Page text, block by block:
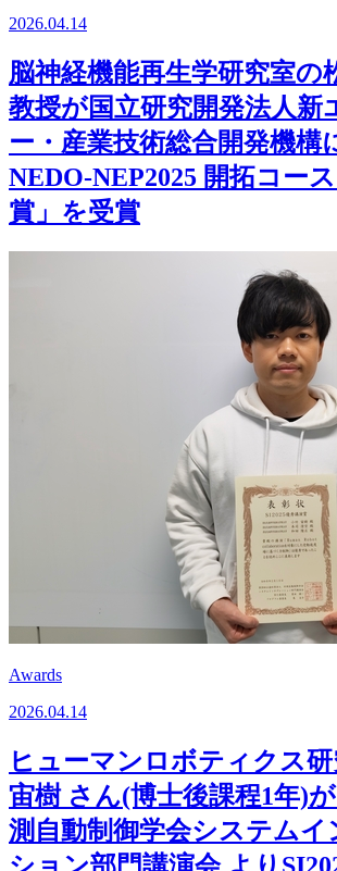
2026.04.14
脳神経機能再生学研究室の
教授が国立研究開発法人新
ー・産業技術総合開発機構
NEDO-NEP2025 開拓コー
賞」を受賞
Awards
2026.04.14
ヒューマンロボティクス
宙樹 さん(博士後課程1年)
測自動制御学会システムイ